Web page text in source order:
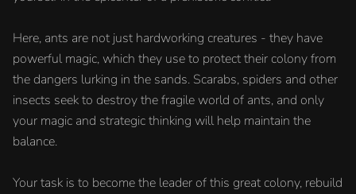
Here, ants are not just hardworking creatures - they have
powerful magic, which they use to protect their colony from
the dangers lurking in the sands. Scarabs, spiders and other
insects seek to destroy the fragile world of ants, and only
your magic and strategic thinking will help maintain the
balance.
Your task is to become the leader of this great colony, rebuild